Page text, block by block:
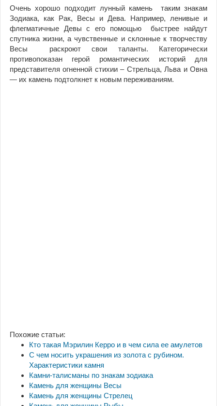
Очень хорошо подходит лунный камень таким знакам
Зодиака, как Рак, Весы и Дева. Например, ленивые и
флегматичные Девы с его помощью быстрее найдут
спутника жизни, а чувственные и склонные к творчеству
Весы раскроют свои таланты. Категорически
противопоказан герой романтических историй для
представителя огненной стихии – Стрельца, Льва и Овна
— их камень подтолкнет к новым переживаниям.
Похожие статьи:
Кто такая Мэрилин Керро и в чем сила ее амулетов
С чем носить украшения из золота с рубином.
Характеристики камня
Камни-талисманы по знакам зодиака
Камень для женщины Весы
Камень для женщины Стрелец